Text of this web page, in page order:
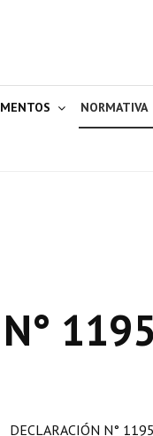
NORMATIVA
N°
DECLARACIÓN N°